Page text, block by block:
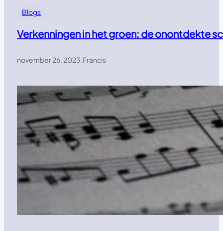
Blogs
Verkenningen in het groen: de onontdekte
november 26, 2023.Francis